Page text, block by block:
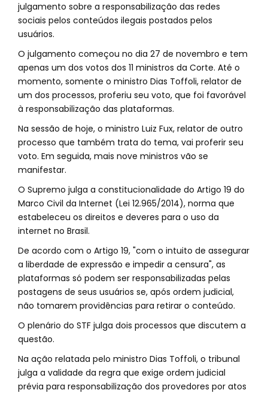
julgamento sobre a responsabilização das redes
sociais pelos conteúdos ilegais postados pelos
usuários.
O julgamento começou no dia 27 de novembro e tem
apenas um dos votos dos 11 ministros da Corte. Até o
momento, somente o ministro Dias Toffoli, relator de
um dos processos, proferiu seu voto, que foi favorável
à responsabilização das plataformas.
Na sessão de hoje, o ministro Luiz Fux, relator de outro
processo que também trata do tema, vai proferir seu
voto. Em seguida, mais nove ministros vão se
manifestar.
O Supremo julga a constitucionalidade do Artigo 19 do
Marco Civil da Internet (Lei 12.965/2014), norma que
estabeleceu os direitos e deveres para o uso da
internet no Brasil.
De acordo com o Artigo 19, "com o intuito de assegurar
a liberdade de expressão e impedir a censura", as
plataformas só podem ser responsabilizadas pelas
postagens de seus usuários se, após ordem judicial,
não tomarem providências para retirar o conteúdo.
O plenário do STF julga dois processos que discutem a
questão.
Na ação relatada pelo ministro Dias Toffoli, o tribunal
julga a validade da regra que exige ordem judicial
prévia para responsabilização dos provedores por atos